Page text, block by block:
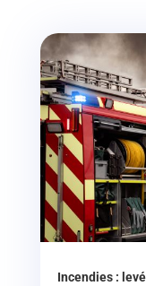
Incendies :